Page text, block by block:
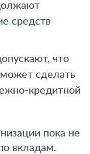
средств
что
сделать
кредитной
пока не
вкладам.